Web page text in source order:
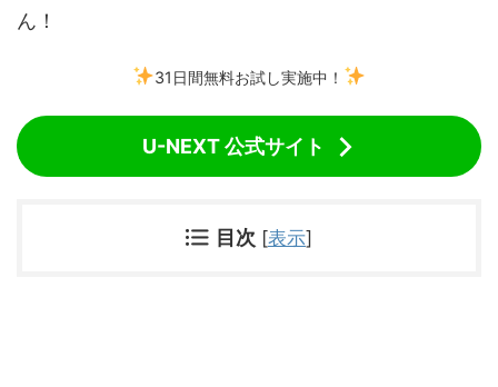
ん！
31日間無料お試し実施中！
U-NEXT 公式サイト
目次 [表示]